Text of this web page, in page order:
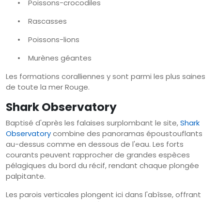
•
Poissons-crocodiles
•
Rascasses
•
Poissons-lions
•
Murènes géantes
Les formations coralliennes y sont parmi les plus saines
de toute la mer Rouge.
Shark Observatory
Baptisé d'après les falaises surplombant le site,Shark
Observatorycombine des panoramas époustouflants
au-dessus comme en dessous de l'eau. Les forts
courants peuvent rapprocher de grandes espèces
pélagiques du bord du récif, rendant chaque plongée
palpitante.
Les parois verticales plongent ici dans l'abîsse, offrant